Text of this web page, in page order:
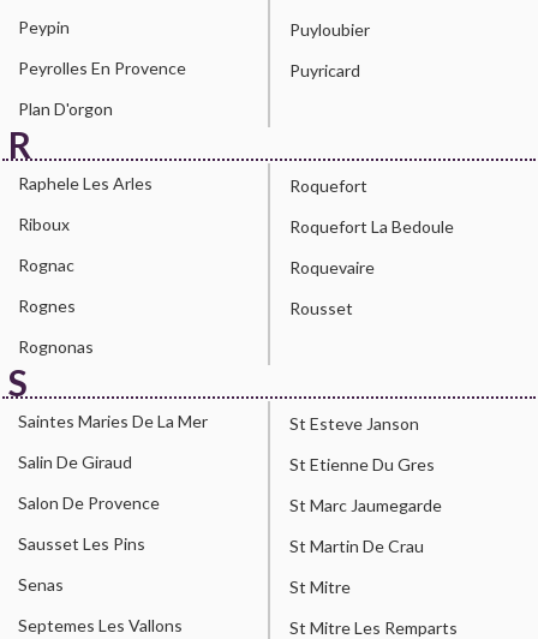
Peypin
Peyrolles En Provence
Plan D'orgon
Puyloubier
Puyricard
R
Raphele Les Arles
Riboux
Rognac
Rognes
Rognonas
Roquefort
Roquefort La Bedoule
Roquevaire
Rousset
S
Saintes Maries De La Mer
Salin De Giraud
Salon De Provence
Sausset Les Pins
Senas
Septemes Les Vallons
St Esteve Janson
St Etienne Du Gres
St Marc Jaumegarde
St Martin De Crau
St Mitre
St Mitre Les Remparts